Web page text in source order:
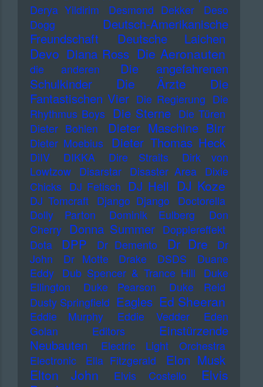
Derya Yildirim
Desmond Dekker
Deso
Dogg
Deutsch-Amerikanische
Freundschaft
Deutsche Laichen
Devo Diana Ross Die Aeronauten
die anderen
Die angefahrenen
Schulkinder
Die Ärzte
Die
Fantastischen Vier Die Regierung Die
Rhythmus Boys Die Sterne Die Türen
Dieter Bohlen
Dieter Maschine Birr
Dieter Moebius Dieter Thomas Heck
DiIV DIKKA Dire Straits
Dirk von
Lowtzow
Disarstar Disaster Area
Dixie
Chicks DJ Fetisch DJ Hell DJ Koze
DJ Tomcraft Django Django
Doctorella
Dolly Parton
Dominik Eulberg
Don
Cherry Donna Summer Dopplereffekt
Dota
DPP Dr Demento Dr Dre
Dr
John
Dr Motte Drake DSDS
Duane
Eddy
Dub Spencer & Trance Hill
Duke
Ellington
Duke Pearson
Duke Reid
Dusty Springfield Eagles Ed Sheeran
Eddie Murphy Eddie Vedder
Eden
Golan
Editors
Einstürzende
Neubauten
Electric Light Orchestra
Electronic
Ella Fitzgerald Elon Musk
Elton John Elvis Costello
Elvis